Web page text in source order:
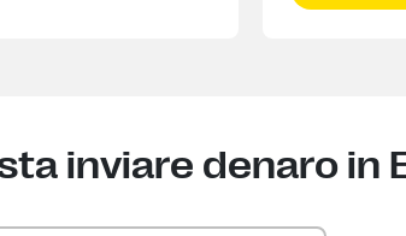
inviare denaro in